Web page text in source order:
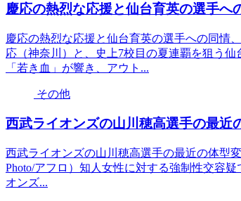
慶応の熱烈な応援と仙台育英の選手
慶応の熱烈な応援と仙台育英の選手への同情
応（神奈川）と、史上7校目の夏連覇を狙う
「若き血」が響き、アウト...
その他
西武ライオンズの山川穂高選手の最近
西武ライオンズの山川穂高選手の最近の体型
Photo/アフロ）知人女性に対する強制性交容
オンズ...